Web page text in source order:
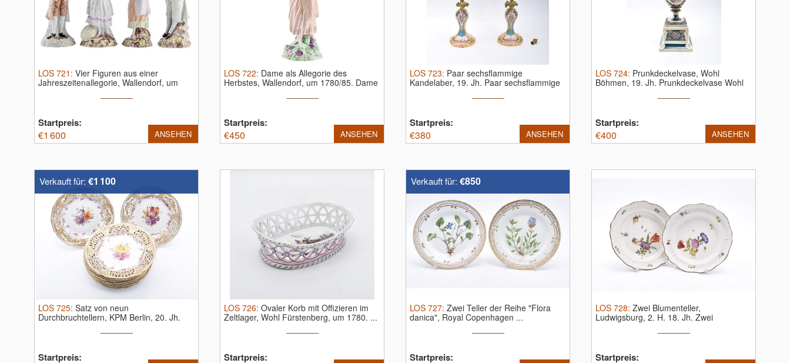
LOS 721 : Vier Figuren aus einer
Jahreszeitenallegorie, Wallendorf, um
Startpreis:
€1 600 ANSEHEN
LOS 722: Dame als Allegorie des
Herbstes, Wallendorf, um 1780/85. Dame
Startpreis:
€450 ANSEHEN
LOS 723: Paar sechsflammige
Kandelaber, 19. Jh. Paar sechsflammige
Startpreis:
€380 ANSEHEN
LOS 724: Prunkdeckelvase, Wohl
Böhmen, 19. Jh. Prunkdeckelvase Wohl
Startpreis:
€400 ANSEHEN
Verkauft für: €1 100
LOS 725: Satz von neun
Durchbruchtellern, KPM Berlin, 20. Jh.
Startpreis:
LOS 726: Ovaler Korb mit Offizieren im
Zeltlager, Wohl Fürstenberg, um 1780. ...
Startpreis:
Verkauft für: €850
LOS 727: Zwei Teller der Reihe "Flora
danica", Royal Copenhagen ...
Startpreis:
LOS 728: Zwei Blumenteller,
Ludwigsburg, 2. H. 18. Jh. Zwei
Startpreis: